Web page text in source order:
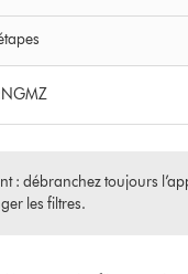
notre
web
NGMZ
: débranchez toujours
les filtres.